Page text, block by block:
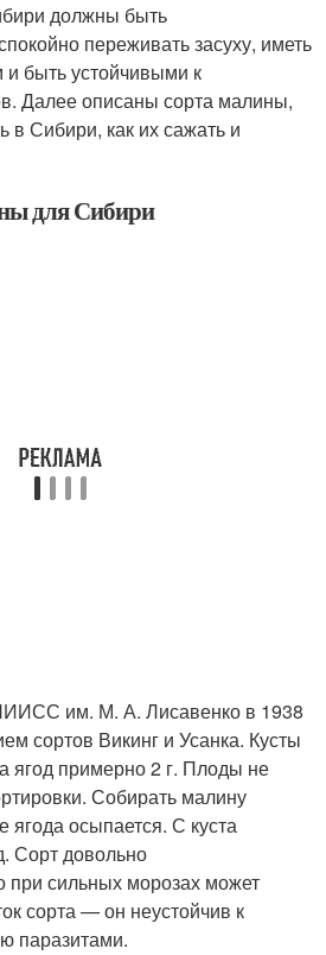
должны быть
переживать засуху, иметь
и быть устойчивыми к
Далее описаны сорта малины,
в Сибири, как их сажать и
для Сибири
им. М. А. Лисавенко в 1938
сортов Викинг и Усанка. Кусты
ягод примерно 2 г. Плоды не
Собирать малину
ягода осыпается. С куста
Сорт довольно
при сильных морозах может
сорта — он неустойчив к
паразитами.